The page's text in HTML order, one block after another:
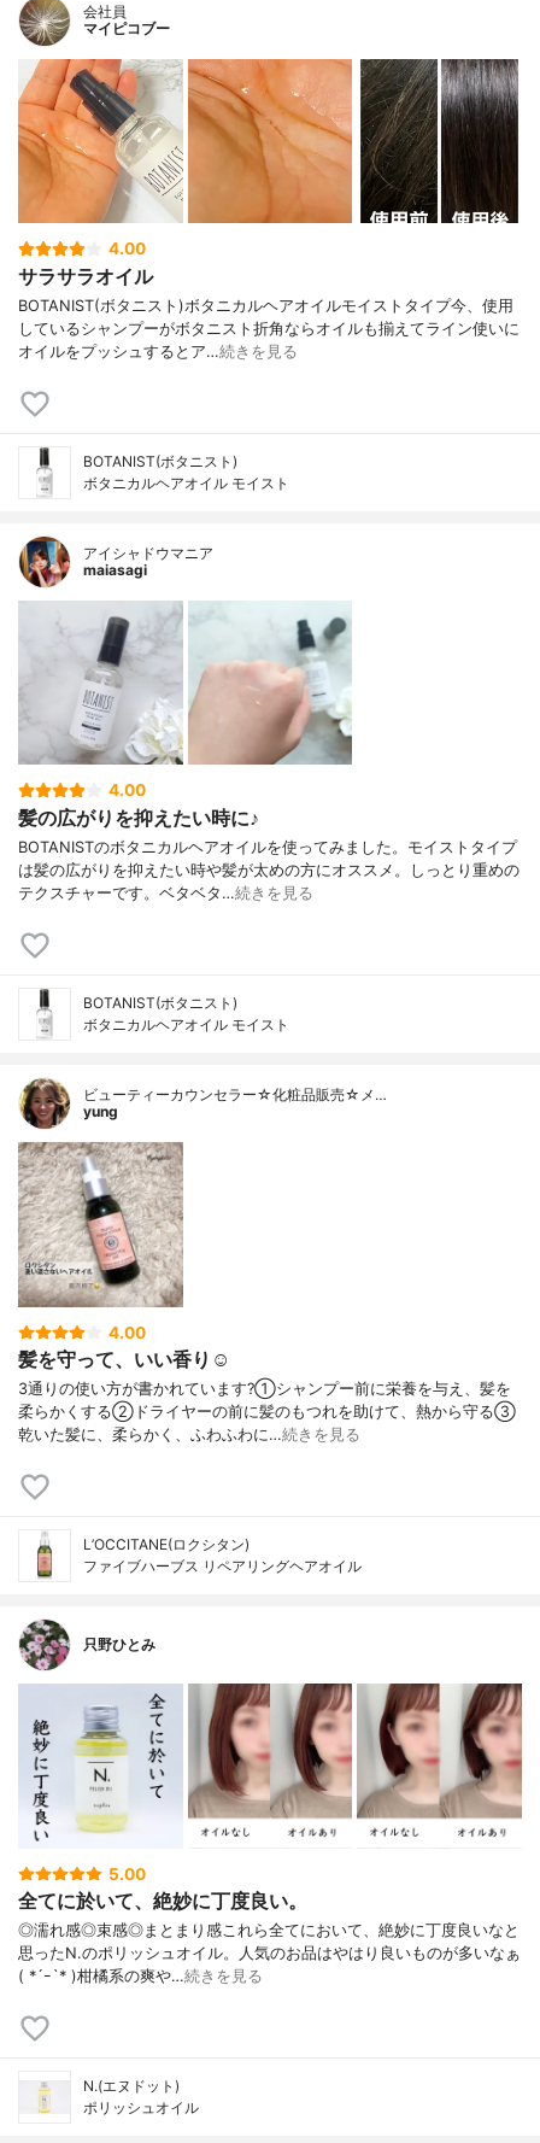
会社員
マイピコブー
4.00
サラサラオイル
BOTANIST(ボタニスト)ボタニカルヘアオイルモイストタイプ今、使用
しているシャンプーがボタニスト折角ならオイルも揃えてライン使いに
オイルをプッシュするとア…続きを見る
BOTANIST(ボタニスト)
ボタニカルヘアオイル モイスト
アイシャドウマニア
maiasagi
4.00
髪の広がりを抑えたい時に♪
BOTANISTのボタニカルヘアオイルを使ってみました。モイストタイプ
は髪の広がりを抑えたい時や髪が太めの方にオススメ。しっとり重めの
テクスチャーです。ベタベタ…続きを見る
BOTANIST(ボタニスト)
ボタニカルヘアオイル モイスト
ビューティーカウンセラー☆化粧品販売☆メ…
yung
4.00
髪を守って、いい香り☺️
3通りの使い方が書かれています?⁡①シャンプー前に栄養を与え、髪を
柔らかくする②ドライヤーの前に髪のもつれを助けて、熱から守る③
乾いた髪に、柔らかく、ふわふわに…続きを見る
L’OCCITANE(ロクシタン)
ファイブハーブス リペアリングヘアオイル
只野ひとみ
5.00
全てに於いて、絶妙に丁度良い。
◎濡れ感◎束感◎まとまり感これら全てにおいて、絶妙に丁度良いなと
思ったN.のポリッシュオイル。人気のお品はやはり良いものが多いなぁ
( *´ｰ`* )柑橘系の爽や…続きを見る
N.(エヌドット)
ポリッシュオイル